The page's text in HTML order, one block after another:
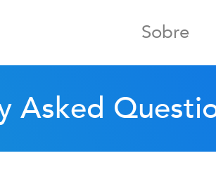
Sobre
Asked